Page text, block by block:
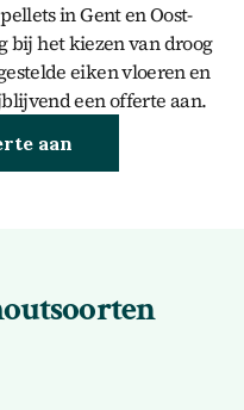
in Gent en Oost-
bij het kiezen van droog
eiken vloeren en
een offerte aan.
aan